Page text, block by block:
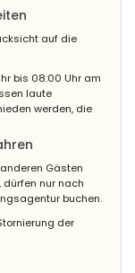
auf die
bis 08:00 Uhr am
laute
werden, die
Gästen
dürfen nur nach
buchen.
der